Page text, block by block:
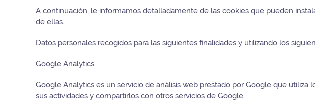
A continuación, le informamos detalladamente de las cookies que pueden
de ellas.
Datos personales recogidos para las siguientes finalidades y utilizando los
Google Analytics
Google Analytics es un servicio de análisis web prestado por Google que
sus actividades y compartirlos con otros servicios de Google.